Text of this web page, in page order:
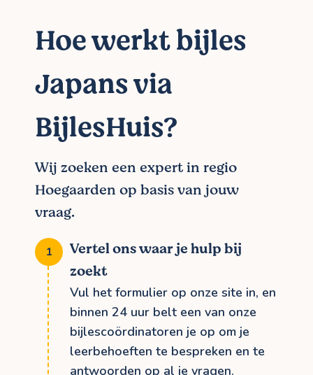
Hoe werkt bijles
Japans via
BijlesHuis?
Wij zoeken een expert in regio
Hoegaarden op basis van jouw
vraag.
Vertel ons waar je hulp bij
zoekt
Vul het formulier op onze site in, en
binnen 24 uur belt een van onze
bijlescoördinatoren je op om je
leerbehoeften te bespreken en te
antwoorden op al je vragen.